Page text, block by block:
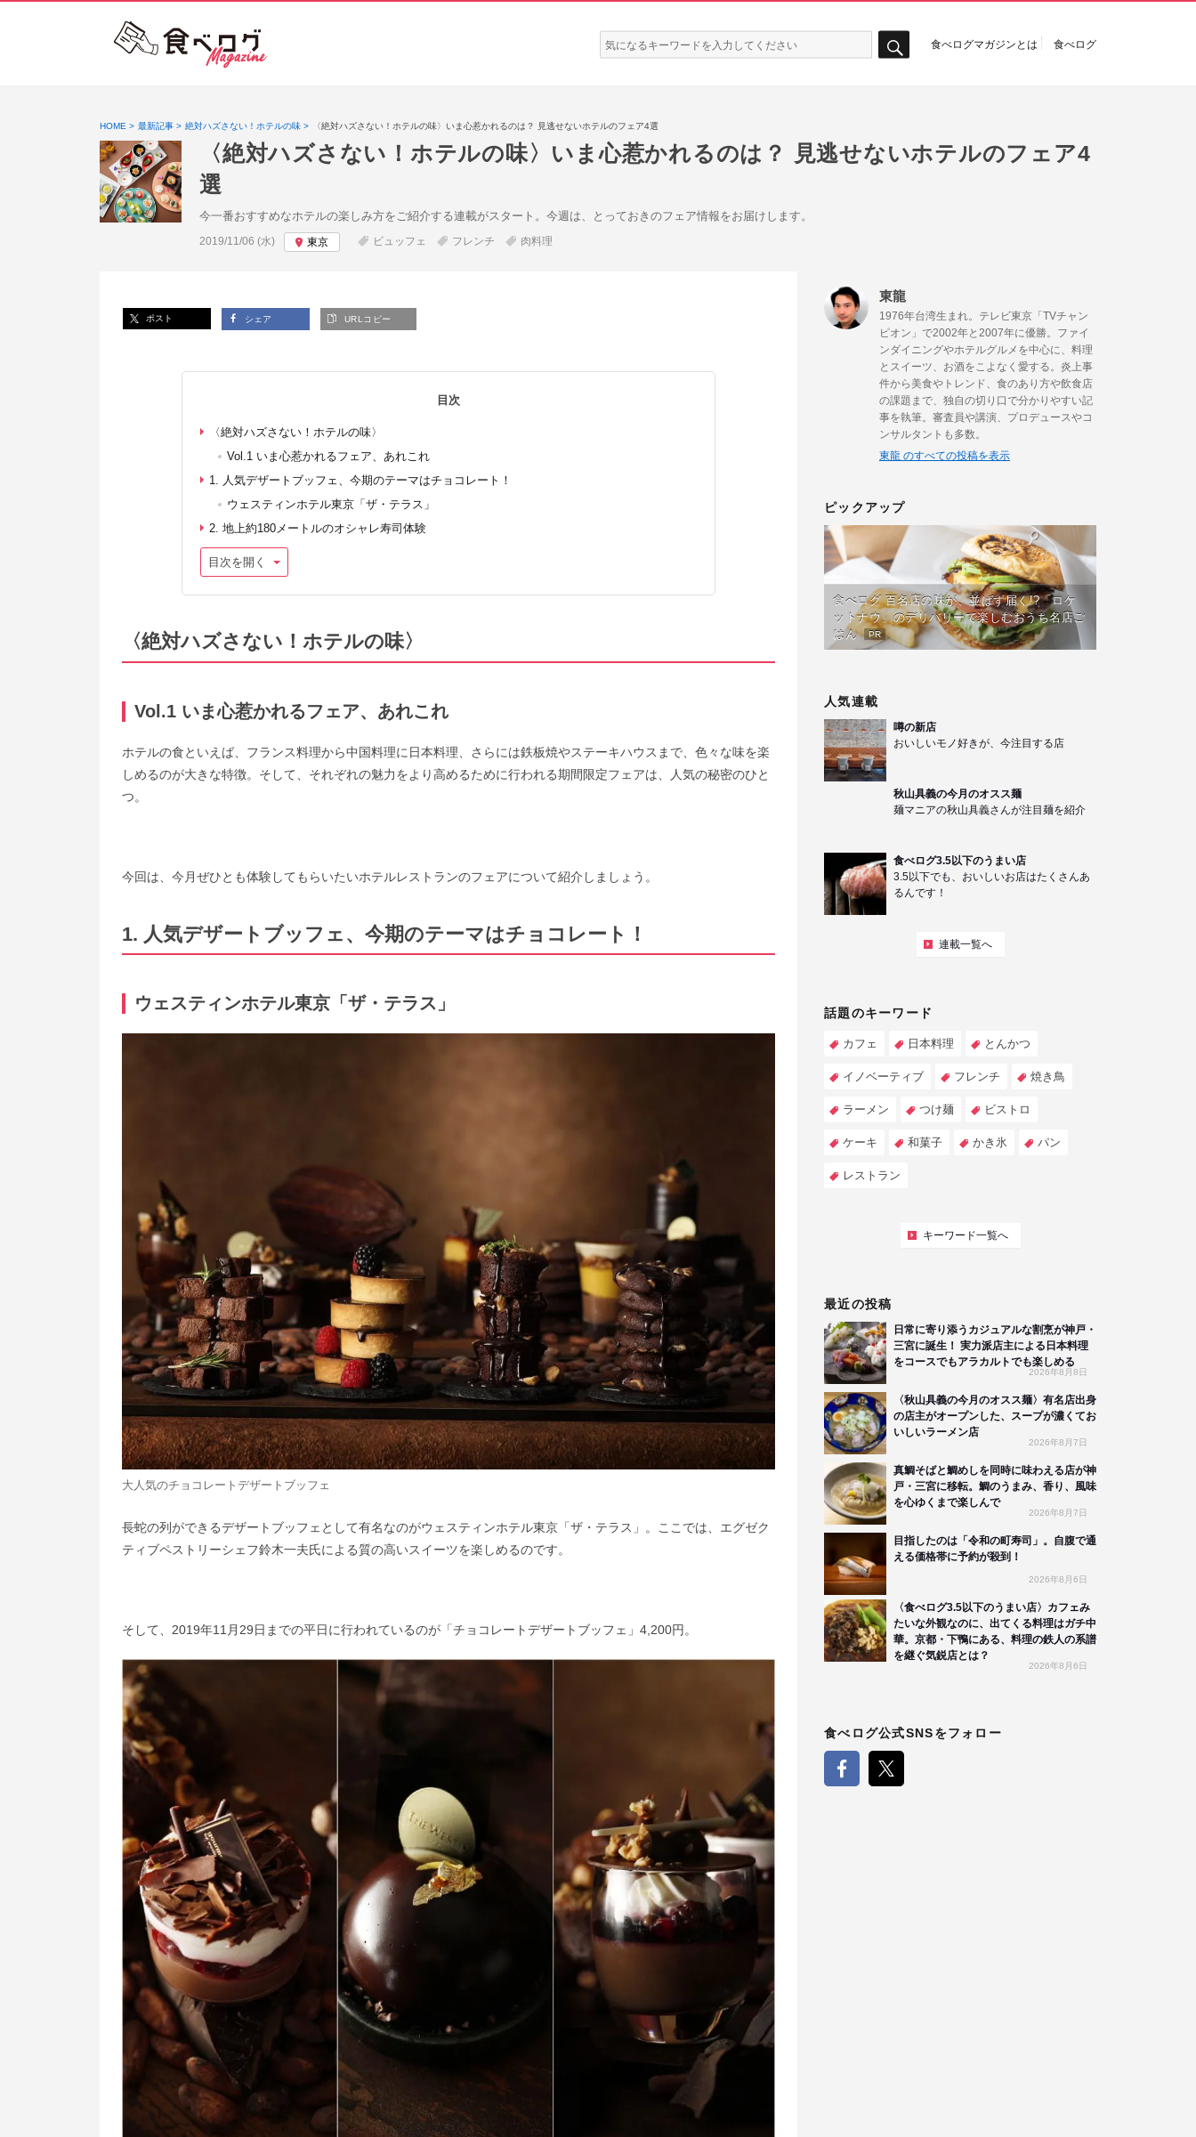
検
索:
食べログマガジンとは 食べログ
HOME 最新記事 絶対ハズさない！ホテルの味 〈絶対ハズさない！ホテルの味〉いま心惹かれるのは？ 見逃せないホテルのフェア4選
〈絶対ハズさない！ホテルの味〉いま心惹かれるのは？ 見逃せないホテルのフェア4
選
今一番おすすめなホテルの楽しみ方をご紹介する連載がスタート。今週は、とっておきのフェア情報をお届けします。
投稿日:
2019/11/06 (水) 東京 ビュッフェ フレンチ 肉料理
ポスト シェア URLコピー
目次
〈絶対ハズさない！ホテルの味〉
Vol.1 いま心惹かれるフェア、あれこれ
1. 人気デザートブッフェ、今期のテーマはチョコレート！
ウェスティンホテル東京「ザ・テラス」
2. 地上約180メートルのオシャレ寿司体験
目次を開く
〈絶対ハズさない！ホテルの味〉
Vol.1 いま心惹かれるフェア、あれこれ
ホテルの食といえば、フランス料理から中国料理に日本料理、さらには鉄板焼やステーキハウスまで、色々な味を楽
しめるのが大きな特徴。そして、それぞれの魅力をより高めるために行われる期間限定フェアは、人気の秘密のひと
つ。
今回は、今月ぜひとも体験してもらいたいホテルレストランのフェアについて紹介しましょう。
1. 人気デザートブッフェ、今期のテーマはチョコレート！
ウェスティンホテル東京「ザ・テラス」
大人気のチョコレートデザートブッフェ
長蛇の列ができるデザートブッフェとして有名なのがウェスティンホテル東京「ザ・テラス」。ここでは、エグゼク
ティブペストリーシェフ鈴木一夫氏による質の高いスイーツを楽しめるのです。
そして、2019年11月29日までの平日に行われているのが「チョコレートデザートブッフェ」4,200円。
東龍
1976年台湾生まれ。テレビ東京「TVチャン
ピオン」で2002年と2007年に優勝。ファイ
ンダイニングやホテルグルメを中心に、料理
とスイーツ、お酒をこよなく愛する。炎上事
件から美食やトレンド、食のあり方や飲食店
の課題まで、独自の切り口で分かりやすい記
事を執筆。審査員や講演、プロデュースやコ
ンサルタントも多数。
東龍 のすべての投稿を表示
ピックアップ
食べログ 百名店の味が、並ばず届く!?「ロケ
ットナウ」のデリバリーで楽しむおうち名店ご
はん
PR
人気連載
噂の新店
おいしいモノ好きが、今注目する店
秋山具義の今月のオスス麺
麺マニアの秋山具義さんが注目麺を紹介
食べログ3.5以下のうまい店
3.5以下でも、おいしいお店はたくさんあ
るんです！
連載一覧へ
話題のキーワード
カフェ 日本料理 とんかつ
イノベーティブ フレンチ 焼き鳥
ラーメン つけ麺 ビストロ
ケーキ 和菓子 かき氷 パン
レストラン
キーワード一覧へ
最近の投稿
日常に寄り添うカジュアルな割烹が神戸・
三宮に誕生！ 実力派店主による日本料理
をコースでもアラカルトでも楽しめる
2026年8月8日
〈秋山具義の今月のオスス麺〉有名店出身
の店主がオープンした、スープが濃くてお
いしいラーメン店
2026年8月7日
真鯛そばと鯛めしを同時に味わえる店が神
戸・三宮に移転。鯛のうまみ、香り、風味
を心ゆくまで楽しんで
2026年8月7日
目指したのは「令和の町寿司」。自腹で通
える価格帯に予約が殺到！
2026年8月6日
〈食べログ3.5以下のうまい店〉カフェみ
たいな外観なのに、出てくる料理はガチ中
華。京都・下鴨にある、料理の鉄人の系譜
を継ぐ気鋭店とは？
2026年8月6日
食べログ公式SNSをフォロー